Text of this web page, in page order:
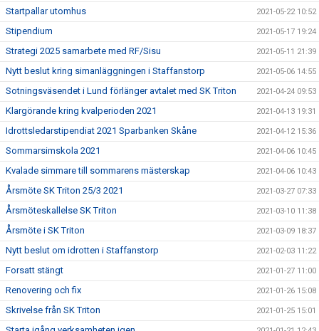
Startpallar utomhus 2021-05-22 10:52
Stipendium 2021-05-17 19:24
Strategi 2025 samarbete med RF/Sisu 2021-05-11 21:39
Nytt beslut kring simanläggningen i Staffanstorp 2021-05-06 14:55
Sotningsväsendet i Lund förlänger avtalet med SK Triton 2021-04-24 09:53
Klargörande kring kvalperioden 2021 2021-04-13 19:31
Idrottsledarstipendiat 2021 Sparbanken Skåne 2021-04-12 15:36
Sommarsimskola 2021 2021-04-06 10:45
Kvalade simmare till sommarens mästerskap 2021-04-06 10:43
Årsmöte SK Triton 25/3 2021 2021-03-27 07:33
Årsmöteskallelse SK Triton 2021-03-10 11:38
Årsmöte i SK Triton 2021-03-09 18:37
Nytt beslut om idrotten i Staffanstorp 2021-02-03 11:22
Forsatt stängt 2021-01-27 11:00
Renovering och fix 2021-01-26 15:08
Skrivelse från SK Triton 2021-01-25 15:01